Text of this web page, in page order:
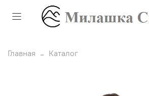
Главная Каталог